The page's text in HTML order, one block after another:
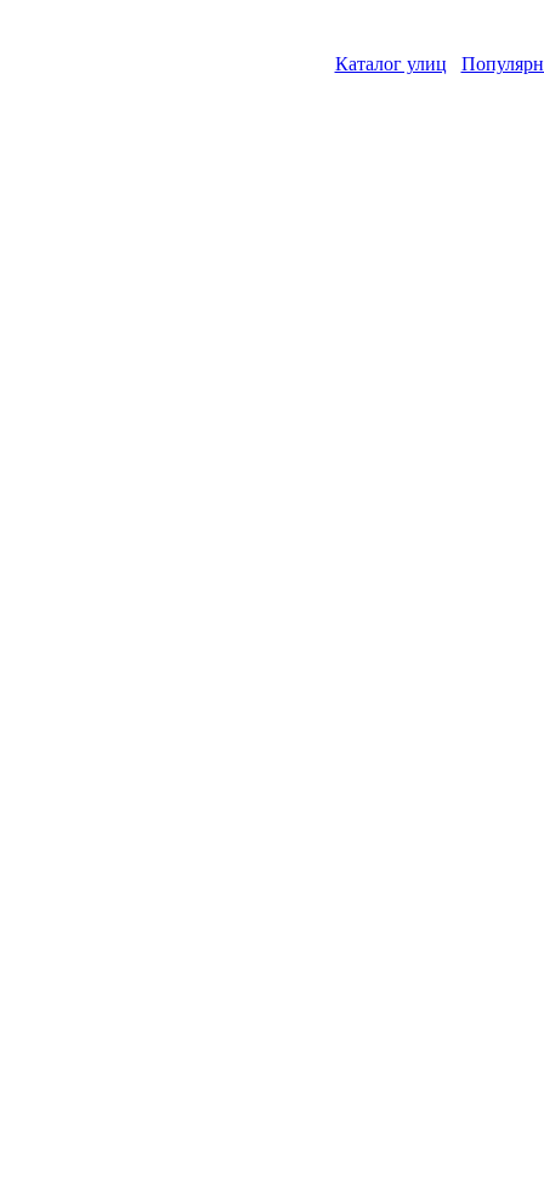
Каталог улиц